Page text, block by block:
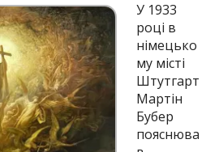
У 1933
році в
німецько
му місті
Штутгарт
Мартін
Бубер
пояснюва